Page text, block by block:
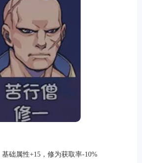
础属性+15，修为获取率-10%